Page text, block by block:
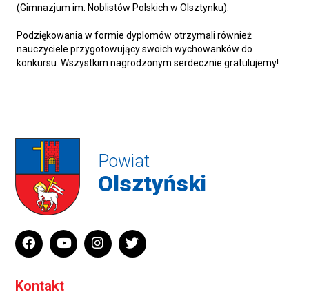
(Gimnazjum im. Noblistów Polskich w Olsztynku).
Podziękowania w formie dyplomów otrzymali również
nauczyciele przygotowujący swoich wychowanków do
konkursu. Wszystkim nagrodzonym serdecznie gratulujemy!
Powiat
Olsztyński
Kontakt